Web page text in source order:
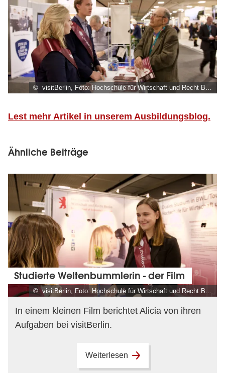
Lest mehr Artikel in unserem Ausbildungsblog.
Ähnliche Beiträge
© visitBerlin, Foto: Hochschule für Wirtschaft und Recht Berlin
Studierte Weltenbummlerin - der Film
In einem kleinen Film berichtet Alicia von ihren
Aufgaben bei visitBerlin.
Weiterlesen